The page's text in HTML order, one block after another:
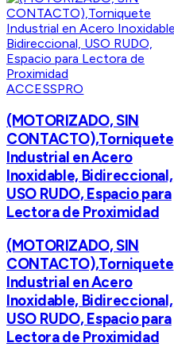
ACCESSPRO
(MOTORIZADO, SIN
CONTACTO),Torniquete
Industrial en Acero
Inoxidable, Bidireccional,
USO RUDO, Espacio para
Lectora de Proximidad
(MOTORIZADO, SIN
CONTACTO),Torniquete
Industrial en Acero
Inoxidable, Bidireccional,
USO RUDO, Espacio para
Lectora de Proximidad